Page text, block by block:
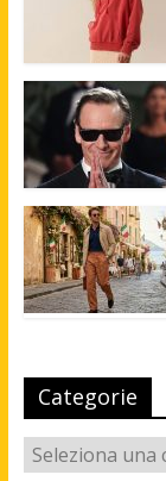
Categorie
Categorie